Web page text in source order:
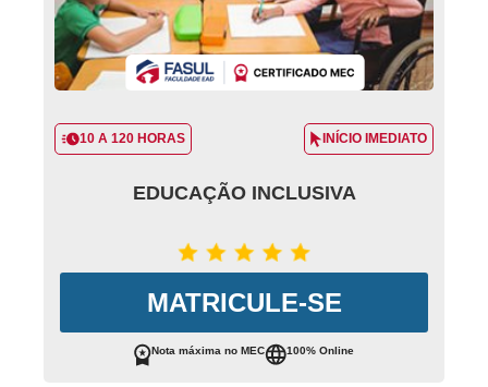
10 A 120 HORAS INÍCIO IMEDIATO
EDUCAÇÃO INCLUSIVA
MATRICULE-SE
Nota máxima no MEC 100% Online